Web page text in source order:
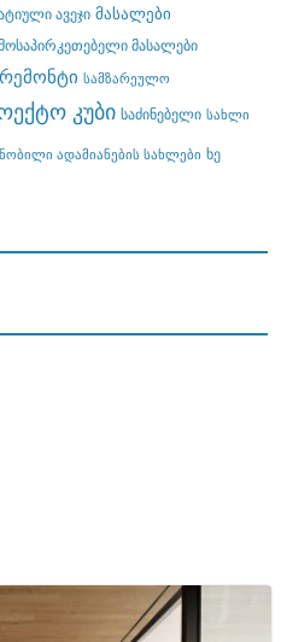
ავეჯი მასალები
მასალები
რემონტი სამზარეულო
კუბი საძინებელი სახლი
ადამიანების სახლები ხე